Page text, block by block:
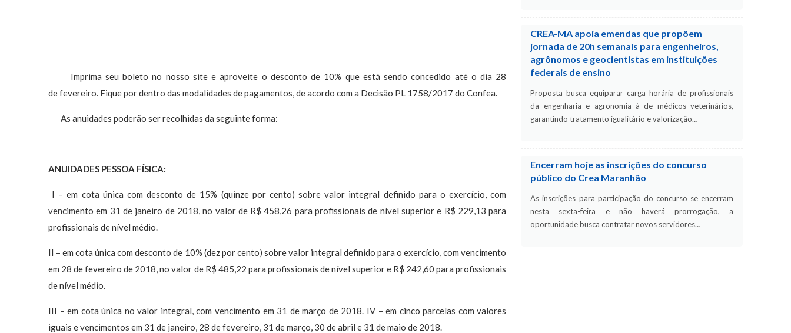
Imprima seu boleto no nosso site e aproveite o desconto de 10% que está sendo concedido até o dia 28
de fevereiro. Fique por dentro das modalidades de pagamentos, de acordo com a Decisão PL 1758/2017 do Confea.
As anuidades poderão ser recolhidas da seguinte forma:
ANUIDADES PESSOA FÍSICA:
I – em cota única com desconto de 15% (quinze por cento) sobre valor integral definido para o exercício, com
vencimento em 31 de janeiro de 2018, no valor de R$ 458,26 para profissionais de nível superior e R$ 229,13 para
profissionais de nível médio.
II – em cota única com desconto de 10% (dez por cento) sobre valor integral definido para o exercício, com vencimento
em 28 de fevereiro de 2018, no valor de R$ 485,22 para profissionais de nível superior e R$ 242,60 para profissionais
de nível médio.
III – em cota única no valor integral, com vencimento em 31 de março de 2018. IV – em cinco parcelas com valores
iguais e vencimentos em 31 de janeiro, 28 de fevereiro, 31 de março, 30 de abril e 31 de maio de 2018.
CREA-MA apoia emendas que propõem
jornada de 20h semanais para engenheiros,
agrônomos e geocientistas em instituições
federais de ensino
Proposta busca equiparar carga horária de profissionais
da engenharia e agronomia à de médicos veterinários,
garantindo tratamento igualitário e valorização…
Encerram hoje as inscrições do concurso
público do Crea Maranhão
As inscrições para participação do concurso se encerram
nesta sexta-feira e não haverá prorrogação, a
oportunidade busca contratar novos servidores…